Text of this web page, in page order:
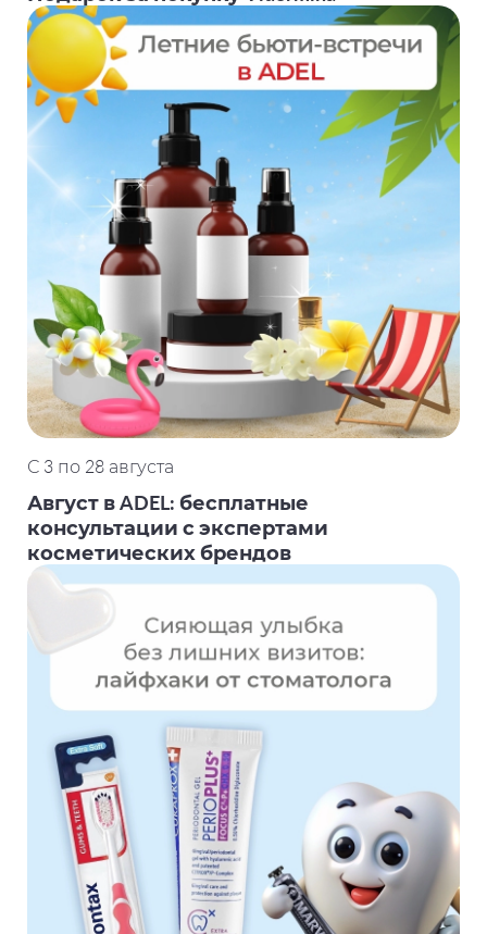
С 3 по 28 августа
Август в ADEL: бесплатные
консультации с экспертами
косметических брендов